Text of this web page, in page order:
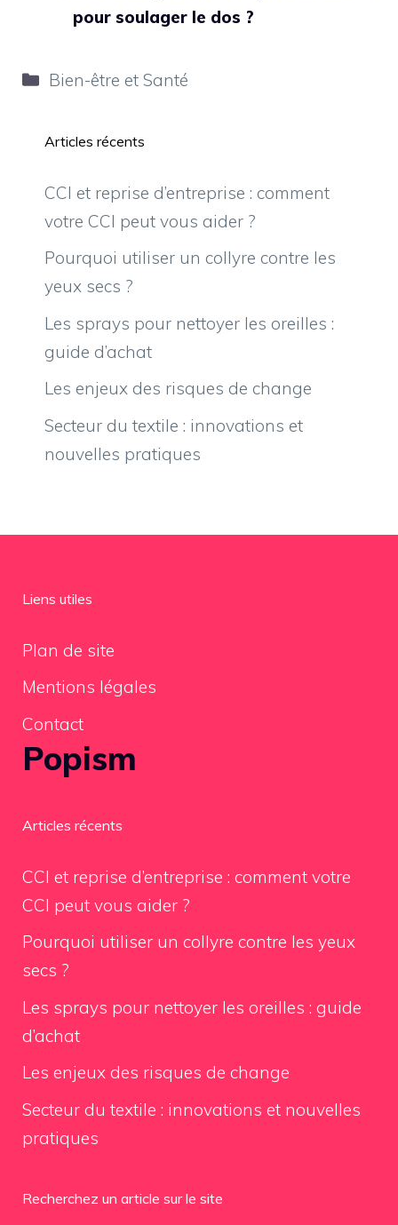
pour soulager le dos ?
Catégories
Bien-être et Santé
Articles récents
CCI et reprise d’entreprise : comment
votre CCI peut vous aider ?
Pourquoi utiliser un collyre contre les
yeux secs ?
Les sprays pour nettoyer les oreilles :
guide d’achat
Les enjeux des risques de change
Secteur du textile : innovations et
nouvelles pratiques
Liens utiles
Plan de site
Mentions légales
Contact
Popism
Articles récents
CCI et reprise d’entreprise : comment votre
CCI peut vous aider ?
Pourquoi utiliser un collyre contre les yeux
secs ?
Les sprays pour nettoyer les oreilles : guide
d’achat
Les enjeux des risques de change
Secteur du textile : innovations et nouvelles
pratiques
Recherchez un article sur le site